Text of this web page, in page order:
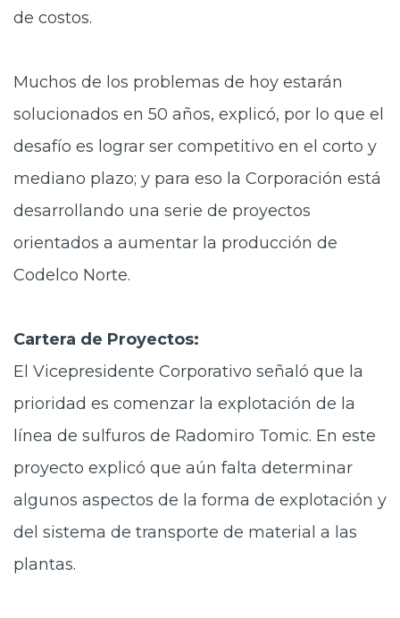
de costos.
Muchos de los problemas de hoy estarán
solucionados en 50 años, explicó, por lo que el
desafío es lograr ser competitivo en el corto y
mediano plazo; y para eso la Corporación está
desarrollando una serie de proyectos
orientados a aumentar la producción de
Codelco Norte.
Cartera de Proyectos:
El Vicepresidente Corporativo señaló que la
prioridad es comenzar la explotación de la
línea de sulfuros de Radomiro Tomic. En este
proyecto explicó que aún falta determinar
algunos aspectos de la forma de explotación y
del sistema de transporte de material a las
plantas.